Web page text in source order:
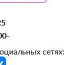
сетях: